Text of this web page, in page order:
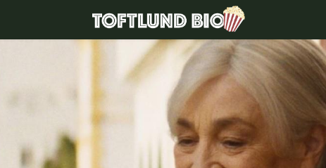
Toftlund Biograf